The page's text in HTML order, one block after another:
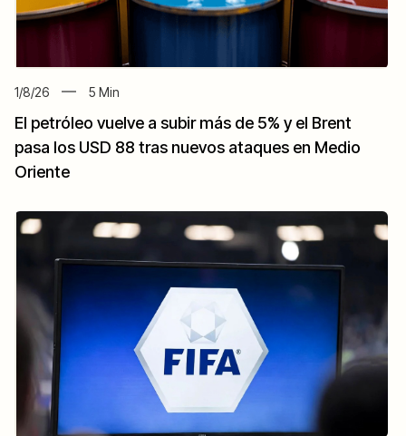
1/8/26 5 Min
El petróleo vuelve a subir más de 5% y el Brent
pasa los USD 88 tras nuevos ataques en Medio
Oriente